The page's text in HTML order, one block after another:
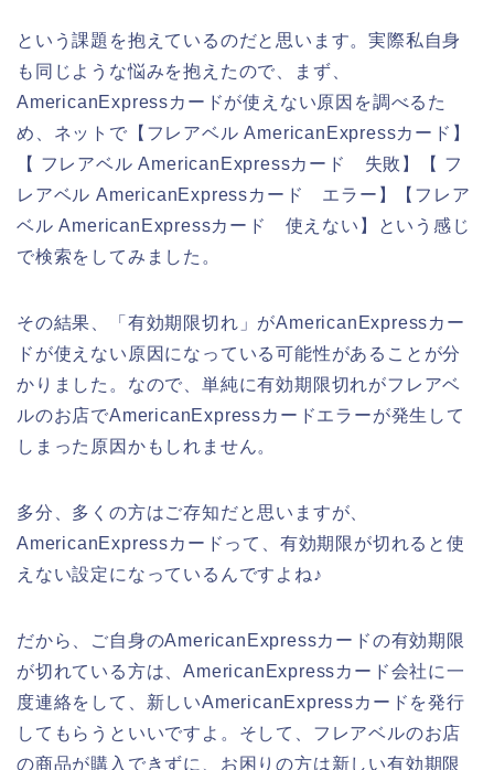
という課題を抱えているのだと思います。実際私自身
も同じような悩みを抱えたので、まず、
AmericanExpressカードが使えない原因を調べるた
め、ネットで【フレアベル AmericanExpressカード】
【 フレアベル AmericanExpressカード 失敗】【 フ
レアベル AmericanExpressカード エラー】【フレア
ベル AmericanExpressカード 使えない】という感じ
で検索をしてみました。
その結果、「有効期限切れ」がAmericanExpressカー
ドが使えない原因になっている可能性があることが分
かりました。なので、単純に有効期限切れがフレアベ
ルのお店でAmericanExpressカードエラーが発生して
しまった原因かもしれません。
多分、多くの方はご存知だと思いますが、
AmericanExpressカードって、有効期限が切れると使
えない設定になっているんですよね♪
だから、ご自身のAmericanExpressカードの有効期限
が切れている方は、AmericanExpressカード会社に一
度連絡をして、新しいAmericanExpressカードを発行
してもらうといいですよ。そして、フレアベルのお店
の商品が購入できずに、お困りの方は新しい有効期限